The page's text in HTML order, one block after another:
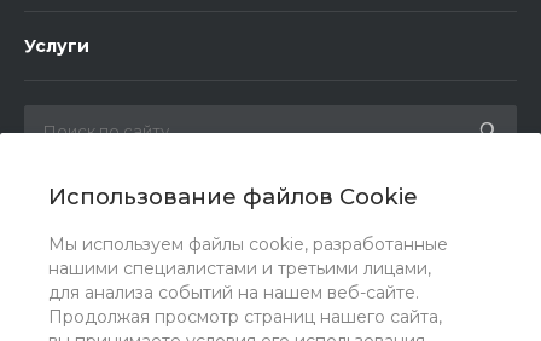
Использование файлов Cookie
Мы используем файлы cookie, разработанные
нашими специалистами и третьими лицами,
для анализа событий на нашем веб-сайте.
Продолжая просмотр страниц нашего сайта,
Услуги